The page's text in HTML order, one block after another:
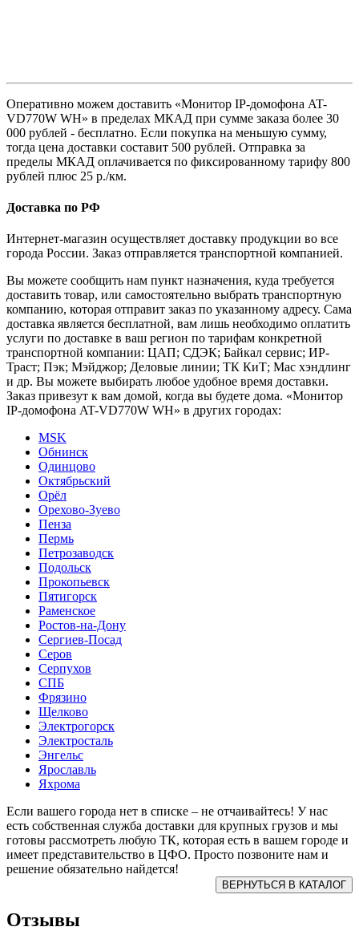
Оперативно можем доставить «Монитор IP-домофона AT-
VD770W WH» в пределах МКАД при сумме заказа более 30
000 рублей - бесплатно. Если покупка на меньшую сумму,
тогда цена доставки составит 500 рублей. Отправка за
пределы МКАД оплачивается по фиксированному тарифу 800
рублей плюс 25 р./км.
Доставка по РФ
Интернет-магазин осуществляет доставку продукции во все
города России. Заказ отправляется транспортной компанией.
Вы можете сообщить нам пункт назначения, куда требуется
доставить товар, или самостоятельно выбрать транспортную
компанию, которая отправит заказ по указанному адресу. Сама
доставка является бесплатной, вам лишь необходимо оплатить
услуги по доставке в ваш регион по тарифам конкретной
транспортной компании: ЦАП; СДЭК; Байкал сервис; ИР-
Траст; Пэк; Мэйджор; Деловые линии; ТК КиТ; Мас хэндлинг
и др. Вы можете выбирать любое удобное время доставки.
Заказ привезут к вам домой, когда вы будете дома. «Монитор
IP-домофона AT-VD770W WH» в других городах:
MSK
Обнинск
Одинцово
Октябрьский
Орёл
Орехово-Зуево
Пенза
Пермь
Петрозаводск
Подольск
Прокопьевск
Пятигорск
Раменское
Ростов-на-Дону
Сергиев-Посад
Серов
Серпухов
СПБ
Фрязино
Щелково
Электрогорск
Электросталь
Энгельс
Ярославль
Яхрома
Если вашего города нет в списке – не отчаивайтесь! У нас
есть собственная служба доставки для крупных грузов и мы
готовы рассмотреть любую ТК, которая есть в вашем городе и
имеет представительство в ЦФО. Просто позвоните нам и
решение обязательно найдется!
Отзывы